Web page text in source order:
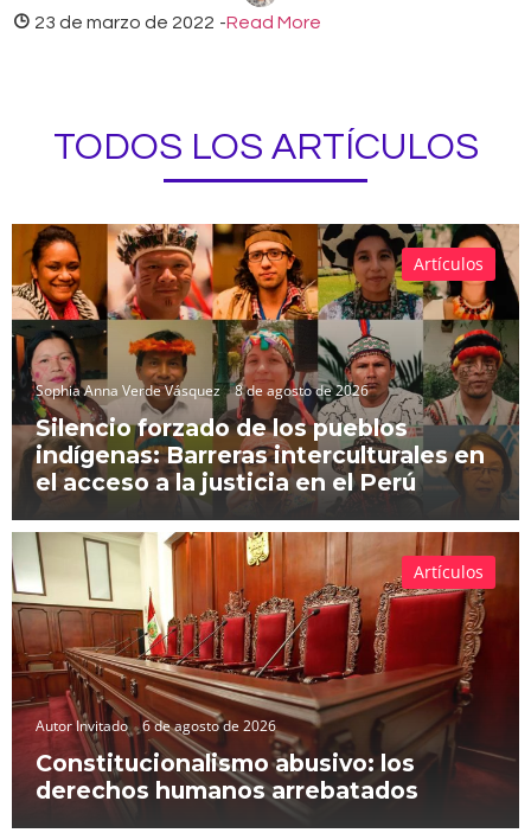
23 de marzo de 2022 -Read More
TODOS LOS ARTÍCULOS
Sophia Anna Verde Vásquez 8 de agosto de 2026
Silencio forzado de los pueblos
indígenas: Barreras interculturales en
el acceso a la justicia en el Perú
Artículos
Autor Invitado 6 de agosto de 2026
Constitucionalismo abusivo: los
derechos humanos arrebatados
Artículos